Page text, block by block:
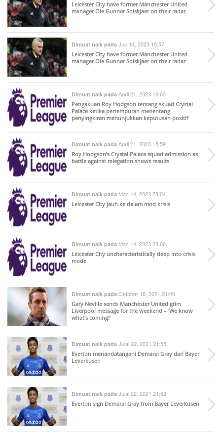
Leicester City have former Manchester United
manager Ole Gunnar Solskjaer on their radar
Dimuat naik pada Jun 14, 2023 15:57
Leicester City have former Manchester United
manager Ole Gunnar Solskjaer on their radar
Dimuat naik pada April 21, 2023 16:03
Pengakuan Roy Hodgson tentang skuad Crystal
Palace ketika pertempuran menentang
penyingkiran menunjukkan keputusan positif
Dimuat naik pada April 21, 2023 15:59
Roy Hodgson’s Crystal Palace squad admission as
battle against relegation shows results
Dimuat naik pada Mac 14, 2023 23:04
Leicester City jauh ke dalam mod krisis
Dimuat naik pada Mac 14, 2023 23:00
Leicester City uncharacteristically deep into crisis
mode
Dimuat naik pada Oktober 18, 2021 21:40
Gary Neville sends Manchester United grim
Liverpool message for the weekend – ‘We know
what’s coming!’
Dimuat naik pada Julai 22, 2021 21:55
Everton menandatangani Demarai Gray dari Bayer
Leverkusen
Dimuat naik pada Julai 22, 2021 21:52
Everton sign Demarai Gray from Bayer Leverkusen